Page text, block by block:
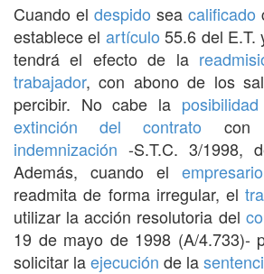
Cuando el despido sea calificado
establece el artículo 55.6 del E.T.
tendrá el efecto de la
trabajador, con abono de los
percibir. No cabe la posibilidad
extinción del contrato con
indemnización -S.T.C. 3/1998,
Además, cuando el empresario
readmita de forma irregular, el
utilizar la acción resolutoria del
19 de mayo de 1998 (A/4.733)-
solicitar laejecución de la